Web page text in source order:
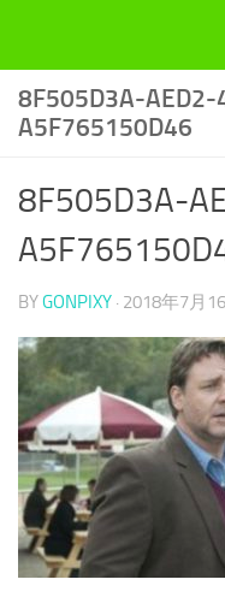
8F505D3A-
A5F765150D46
8F505D3A-
BYGONPIXY · 2018年7月